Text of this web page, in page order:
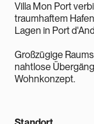
Villa Mon Port
traumhaftem
Lagen in Port
Großzügige
nahtlose
Wohnkonzept.